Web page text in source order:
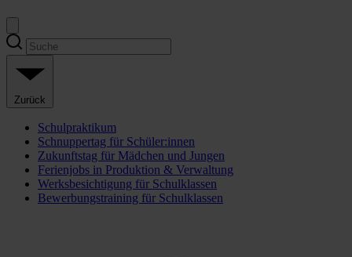
Zurück
Schulpraktikum
Schnuppertag für Schüler:innen
Zukunftstag für Mädchen und Jungen
Ferienjobs in Produktion & Verwaltung
Werksbesichtigung für Schulklassen
Bewerbungstraining für Schulklassen